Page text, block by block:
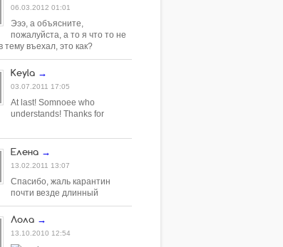
06.03.2012 01:01
Эээ, а объясните,
пожалуйста, а то я что то не
тему въехал, это как?
Keyla →
03.07.2011 17:05
At last! Somnoee who
understands! Thanks for
Елена →
13.02.2011 13:07
Спасибо, жаль карантин
почти везде длинный
Лола →
13.10.2010 12:54